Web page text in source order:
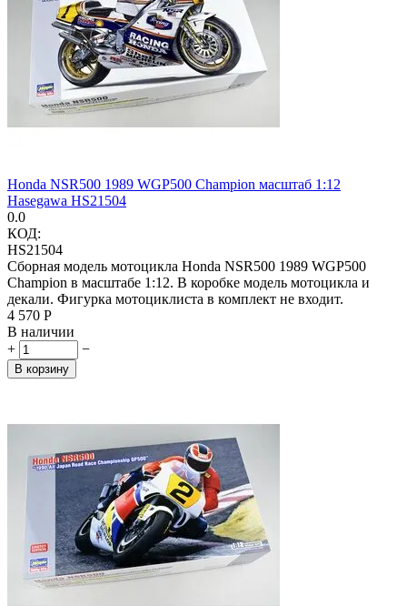
Honda NSR500 1989 WGP500 Champion масштаб 1:12
Hasegawa HS21504
0.0
КОД:
HS21504
Сборная модель мотоцикла Honda NSR500 1989 WGP500
Champion в масштабе 1:12. В коробке модель мотоцикла и
декали. Фигурка мотоциклиста в комплект не входит.
4 570 Р
В наличии
+
−
В корзину